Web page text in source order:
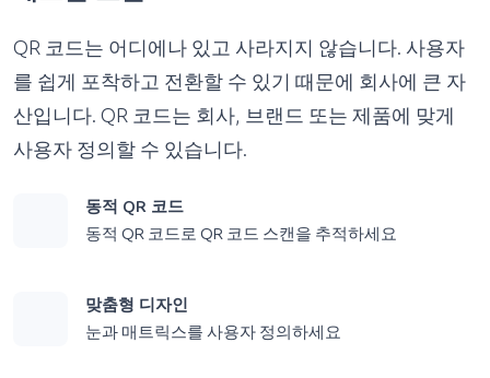
QR 코드는 어디에나 있고 사라지지 않습니다. 사용자
를 쉽게 포착하고 전환할 수 있기 때문에 회사에 큰 자
산입니다. QR 코드는 회사, 브랜드 또는 제품에 맞게
사용자 정의할 수 있습니다.
동적 QR 코드
동적 QR 코드로 QR 코드 스캔을 추적하세요
맞춤형 디자인
눈과 매트릭스를 사용자 정의하세요